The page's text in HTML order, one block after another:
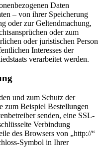
Daten
– von ihrer Speicherung
oder zur Geltendmachung,
oder zum
oder juristischen Person
Interesses der
verarbeitet werden.
und zum Schutz der
zum Beispiel Bestellungen
senden, eine SSL-
Verbindung
des Browsers von „http://“
Symbol in Ihrer